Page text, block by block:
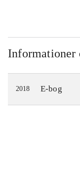
Informationer
2018 E-bog